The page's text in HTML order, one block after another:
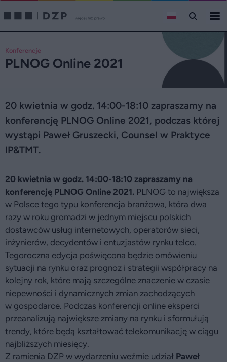
Konferencje
PLNOG Online 2021
20 kwietnia w godz. 14:00-18:10 zapraszamy na
konferencję PLNOG Online 2021, podczas której
wystąpi Paweł Gruszecki, Counsel w Praktyce
IP&TMT.
20 kwietnia w godz. 14:00-18:10 zapraszamy na
konferencję PLNOG Online 2021. PLNOG to największa
w Polsce tego typu konferencja branżowa, która dwa
razy w roku gromadzi w jednym miejscu polskich
dostawców usług internetowych, operatorów sieci,
inżynierów, decydentów i entuzjastów rynku telco.
Tegoroczna edycja poświęcona będzie omówieniu
sytuacji na rynku oraz prognoz i strategii współpracy na
kolejny rok, które mają szczególne znaczenie w czasie
niepewności i dynamicznych zmian zachodzących
w gospodarce. Podczas konferencji online eksperci
przeanalizują największe zmiany na rynku i sformułują
trendy, które będą kształtować telekomunikację w ciągu
najbliższych miesięcy.
Z ramienia DZP w wydarzeniu weźmie udział Paweł